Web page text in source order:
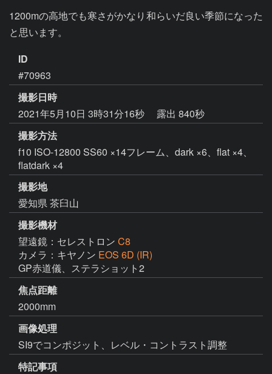
1200mの高地でも寒さがかなり和らいだ良い季節になった
と思います。
ID
#70963
撮影日時
2021年5月10日 3時31分16秒
露出 840秒
撮影方法
f10 ISO-12800 SS60 ×14フレーム、dark ×6、flat ×4、
flatdark ×4
撮影地
愛知県 茶臼山
撮影機材
望遠鏡：セレストロン C8
カメラ：キヤノン EOS 6D (IR)
GP赤道儀、ステラショット2
焦点距離
2000mm
画像処理
SI9でコンポジット、レベル・コントラスト調整
特記事項